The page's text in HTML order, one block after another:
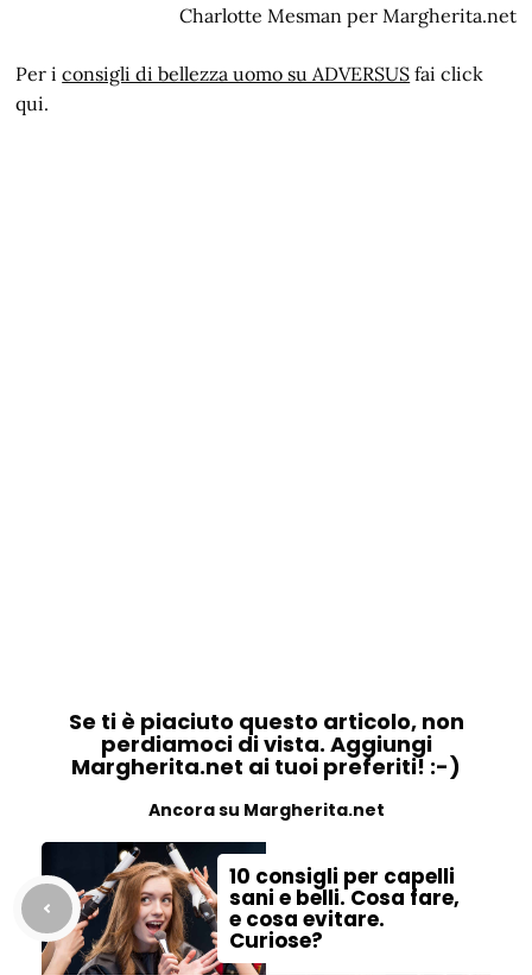
Charlotte Mesman per Margherita.net
Per iconsigli di bellezza uomo su ADVERSUS fai click
qui.
Se ti è piaciuto questo articolo, non
perdiamoci di vista. Aggiungi
Margherita.net ai tuoi preferiti! :-)
Ancora su Margherita.net
10 consigli per capelli
sani e belli. Cosa fare,
e cosa evitare.
Curiose?